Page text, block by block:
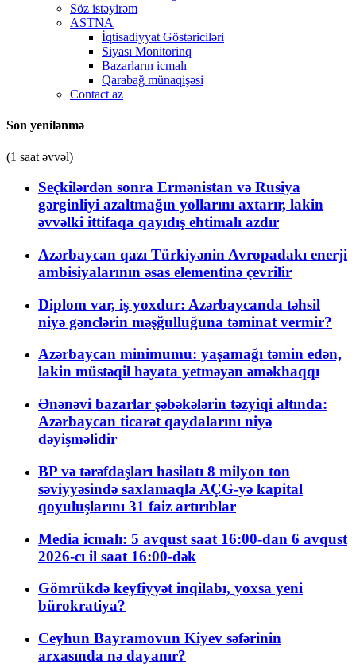
Söz istəyirəm
ASTNA
İqtisadiyyat Göstəriciləri
Siyası Monitorinq
Bazarların icmalı
Qarabağ münaqişəsi
Contact az
Son yenilənmə
(1 saat əvvəl)
Seçkilərdən sonra Ermənistan və Rusiya
gərginliyi azaltmağın yollarını axtarır, lakin
əvvəlki ittifaqa qayıdış ehtimalı azdır
Azərbaycan qazı Türkiyənin Avropadakı enerji
ambisiyalarının əsas elementinə çevrilir
Diplom var, iş yoxdur: Azərbaycanda təhsil
niyə gənclərin məşğulluğuna təminat vermir?
Azərbaycan minimumu: yaşamağı təmin edən,
lakin müstəqil həyata yetməyən əməkhaqqı
Ənənəvi bazarlar şəbəkələrin təzyiqi altında:
Azərbaycan ticarət qaydalarını niyə
dəyişməlidir
BP və tərəfdaşları hasilatı 8 milyon ton
səviyyəsində saxlamaqla AÇG-yə kapital
qoyuluşlarını 31 faiz artırıblar
Media icmalı: 5 avqust saat 16:00-dan 6 avqust
2026-cı il saat 16:00-dək
Gömrükdə keyfiyyət inqilabı, yoxsa yeni
bürokratiya?
Ceyhun Bayramovun Kiyev səfərinin
arxasında nə dayanır?